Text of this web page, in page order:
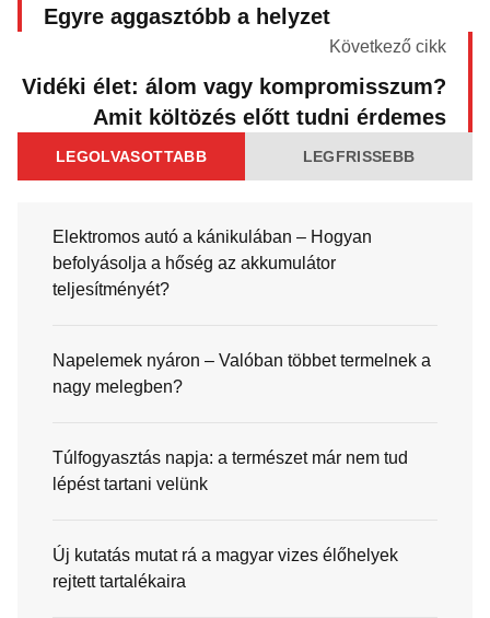
Egyre aggasztóbb a helyzet
Következő cikk
Vidéki élet: álom vagy kompromisszum?
Amit költözés előtt tudni érdemes
LEGOLVASOTTABB LEGFRISSEBB
Elektromos autó a kánikulában – Hogyan
befolyásolja a hőség az akkumulátor
teljesítményét?
Napelemek nyáron – Valóban többet termelnek a
nagy melegben?
Túlfogyasztás napja: a természet már nem tud
lépést tartani velünk
Új kutatás mutat rá a magyar vizes élőhelyek
rejtett tartalékaira